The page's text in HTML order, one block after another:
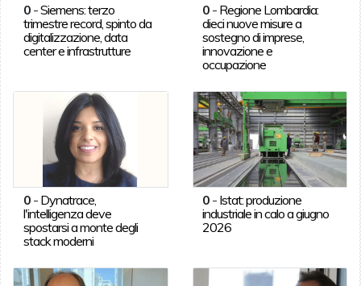
0-Siemens: terzo
trimestre record, spinto da
digitalizzazione, data
center e infrastrutture
0 - Regione Lombardia:
dieci nuove misure a
sostegno di imprese,
innovazione e
occupazione
0- Dynatrace,
l'intelligenza deve
spostarsi a monte degli
stack moderni
0 - Istat: produzione
industriale in calo a giugno
2026